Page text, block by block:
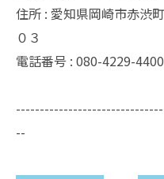
住所 : 愛知県岡崎市赤渋
０３
電話番号 : 080-4229-4400
--